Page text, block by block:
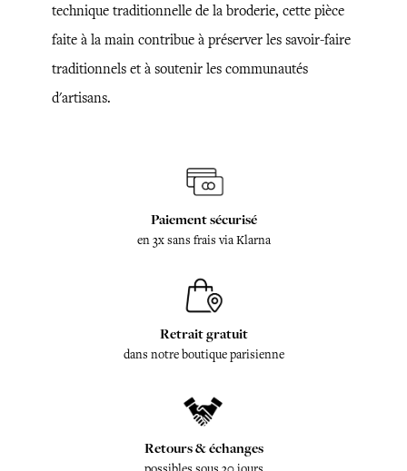
technique traditionnelle de la broderie, cette pièce
faite à la main contribue à préserver les savoir-faire
traditionnels et à soutenir les communautés
d'artisans.
Paiement sécurisé
en 3x sans frais via Klarna
Retrait gratuit
dans notre boutique parisienne
Retours & échanges